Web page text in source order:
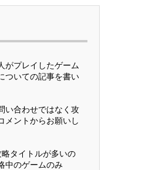
がプレイしたゲーム
ついての記事を書い
い合わせではなく攻
メントからお願いし
タイトルが多いの
中のゲームのみ